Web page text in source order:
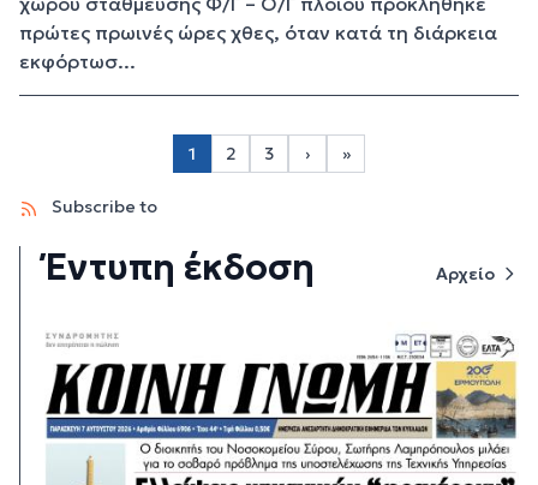
πρώτες πρωινές ώρες χθες, όταν κατά τη διάρκεια
εκφόρτωσ...
Σελιδοποίηση
1 Page 2
2 Page 3
3
Next page
›
Last page
»
Subscribe to
Έντυπη έκδοση Αρχείο